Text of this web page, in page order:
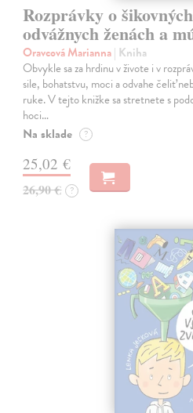
Rozprávky o
odvážnych ženách a
Oravcová Marianna| Kniha
Obvykle sa za hrdinu v živote i v
sile, bohatstvu, moci a odvahe čeliť
ruke. V tejto knižke sa stretnete s
hoci…
Na sklade ?
25,02 €
26,90 € ?